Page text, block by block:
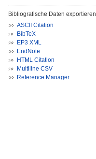
Bibliografische Daten exportieren
ASCII Citation
BibTeX
EP3 XML
EndNote
HTML Citation
Multiline CSV
Reference Manager